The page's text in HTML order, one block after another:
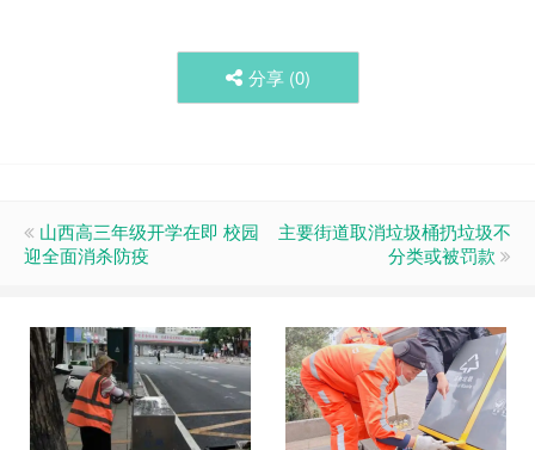
分享 (0)
山西高三年级开学在即 校园
迎全面消杀防疫
主要街道取消垃圾桶扔垃圾不
分类或被罚款